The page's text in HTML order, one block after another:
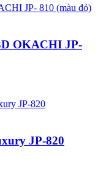
OKACHI JP-
JP-820